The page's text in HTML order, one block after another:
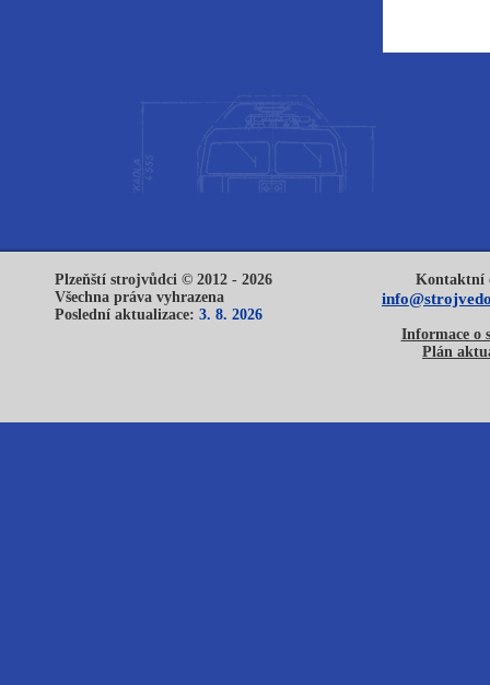
Plzeňští strojvůdci © 2012 - 2026
Všechna práva vyhrazena
Poslední aktualizace: 3. 8. 2026
Kontaktní
Informace o
Plán